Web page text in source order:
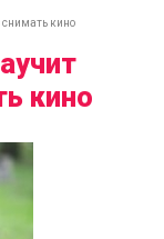
кино
кино